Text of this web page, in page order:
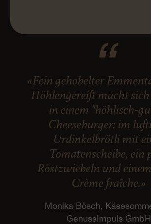
«Fein gehobelter
Höhlengereift macht sich
in einem "höhlisch-
Cheeseburger: im
Urdinkelbrötli mit
Tomatenscheibe, ein
Röstzwiebeln und
Crème fraîche.»
Monika Bösch,
GenussImpuls GmbH